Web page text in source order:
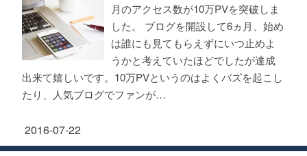
月のアクセス数が10万PVを突破しま
した。 ブログを開設して6ヵ月、始め
は誰にも見てもらえずにいつ止めよ
うかと考えていたほどでしたが達成
出来て嬉しいです。10万PVというのはよくバズを起こし
たり、人気ブログでファンが…
2016-07-22